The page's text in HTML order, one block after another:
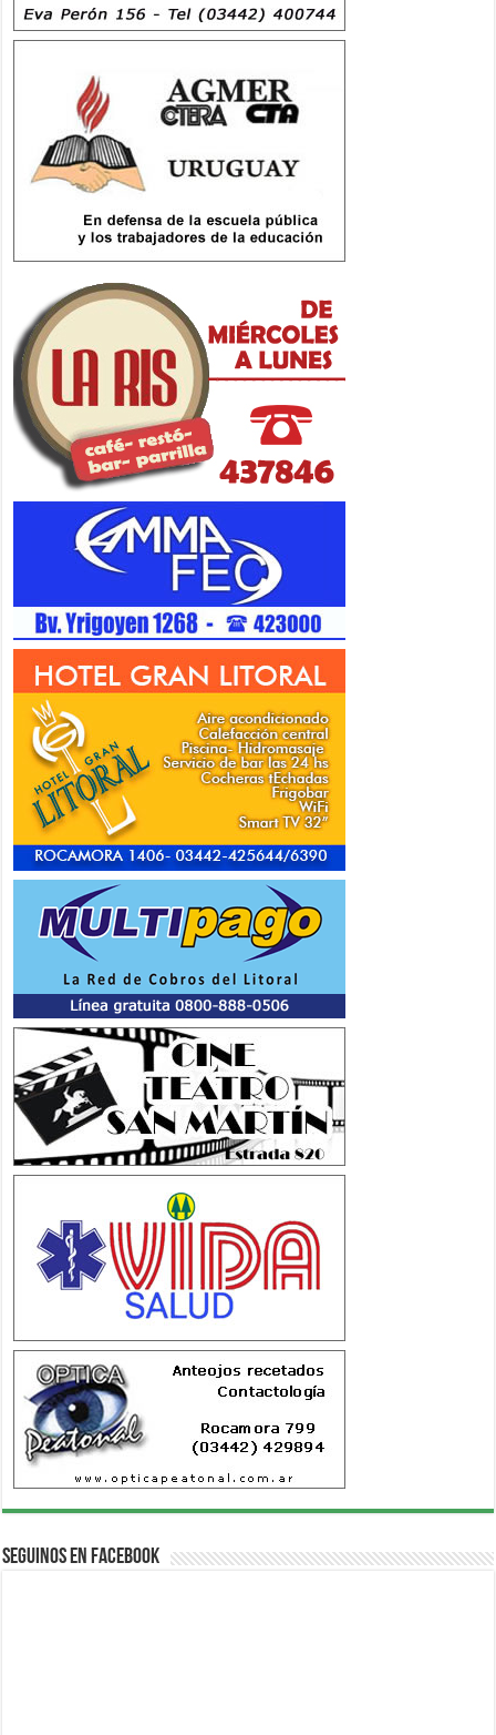
Seguinos en Facebook